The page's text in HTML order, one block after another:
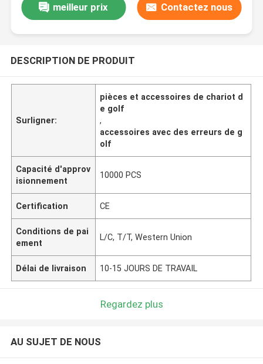
meilleur prix Contactez nous
DESCRIPTION DE PRODUIT
Surligner:
pièces et accessoires de chariot d
e golf
,
accessoires avec des erreurs de g
olf
Capacité d'approv
isionnement
10000 PCS
Certification CE
Conditions de pai
ement
L/C, T/T, Western Union
Délai de livraison 10-15 JOURS DE TRAVAIL
Regardez plus
AU SUJET DE NOUS